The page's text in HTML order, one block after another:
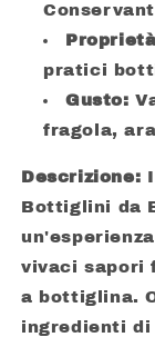
pratici
Gusto:
fragola,
Descrizione:
Bottiglini da
vivaci sapori
a bottiglina.
ingredienti di